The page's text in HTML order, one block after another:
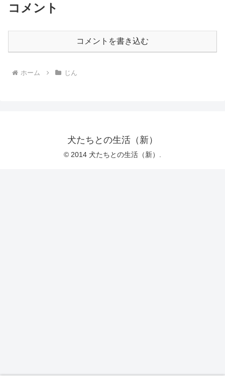
コメント
コメントを書き込む
ホーム じん
犬たちとの生活（新）
© 2014 犬たちとの生活（新）.